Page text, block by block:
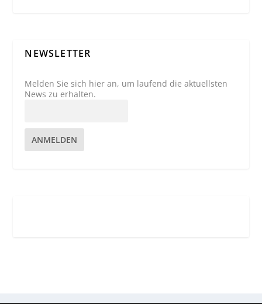
NEWSLETTER
Melden Sie sich hier an, um laufend die aktuellsten
News zu erhalten.
ANMELDEN